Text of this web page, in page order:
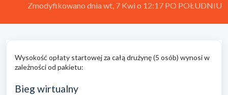
Zmodyfikowano dnia wt, 7 Kwi o 12:17 PO POŁUDNIU
Wysokość opłaty startowej za całą drużynę (5 osób) wynosi w
zależności od pakietu:
Bieg wirtualny